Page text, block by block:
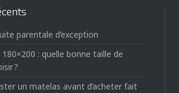
parentale d’exception
: quelle bonne taille de
?
un matelas avant d’acheter fait